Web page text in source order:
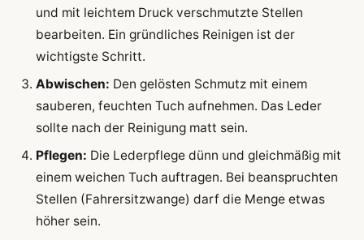
und mit leichtem Druck verschmutzte Stellen
bearbeiten. Ein gründliches Reinigen ist der
wichtigste Schritt.
Abwischen: Den gelösten Schmutz mit einem
sauberen, feuchten Tuch aufnehmen. Das Leder
sollte nach der Reinigung matt sein.
Pflegen: Die Lederpflege dünn und gleichmäßig mit
einem weichen Tuch auftragen. Bei beanspruchten
Stellen (Fahrersitzwange) darf die Menge etwas
höher sein.